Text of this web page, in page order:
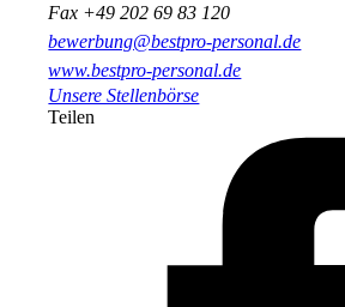
Fax +49 202 69 83 120
bewerbung@bestpro-personal.de
www.bestpro-personal.de
Unsere Stellenbörse
Teilen